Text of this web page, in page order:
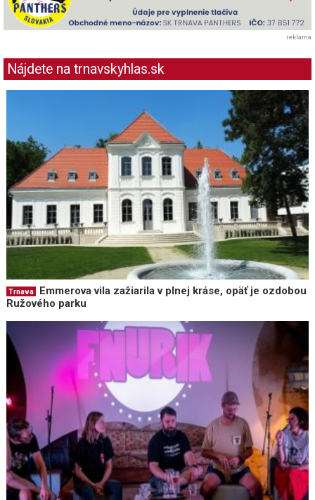
reklama
Nájdete na trnavskyhlas.sk
Trnava
Emmerova vila zažiarila v plnej kráse, opäť je ozdobou
Ružového parku